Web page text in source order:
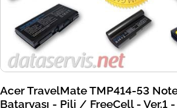
Acer TravelMate TMP414-53
Bataryası - Pili / FreeCell - Ver.1